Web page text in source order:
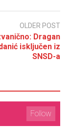
OLDER POST
Dragan
isključen iz
SNSD-a
Follow